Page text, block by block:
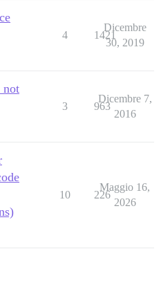
4 1421
Dicembre
30, 2019
not
3 963
Dicembre 7,
2016
10 226
Maggio 16,
2026